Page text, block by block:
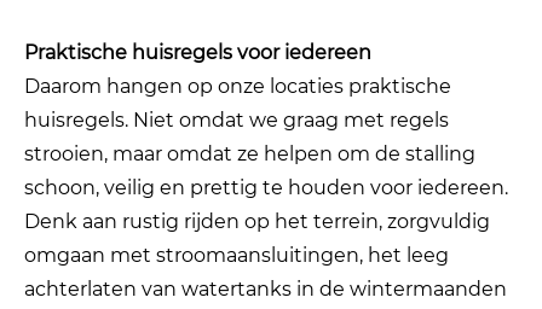
Praktische huisregels voor iedereen
Daarom hangen op onze locaties praktische
huisregels. Niet omdat we graag met regels
strooien, maar omdat ze helpen om de stalling
schoon, veilig en prettig te houden voor iedereen.
Denk aan rustig rijden op het terrein, zorgvuldig
omgaan met stroomaansluitingen, het leeg
achterlaten van watertanks in de wintermaanden